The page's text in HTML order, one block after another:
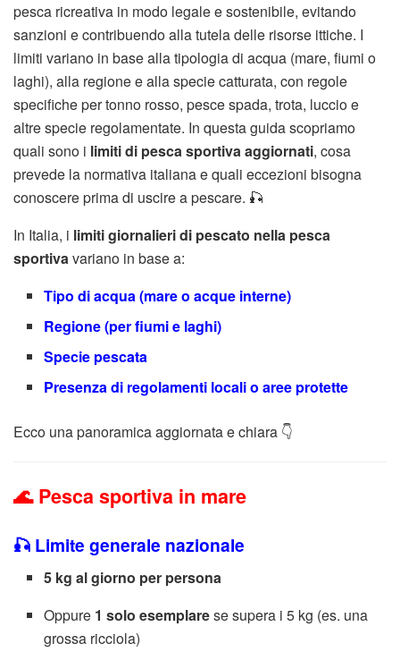
pesca ricreativa in modo legale e sostenibile, evitando
sanzioni e contribuendo alla tutela delle risorse ittiche. I
limiti variano in base alla tipologia di acqua (mare, fiumi o
laghi), alla regione e alla specie catturata, con regole
specifiche per tonno rosso, pesce spada, trota, luccio e
altre specie regolamentate. In questa guida scopriamo
quali sono i limiti di pesca sportiva aggiornati, cosa
prevede la normativa italiana e quali eccezioni bisogna
conoscere prima di uscire a pescare. 🎣
In Italia, i limiti giornalieri di pescato nella pesca
sportivavariano in base a:
Tipo di acqua (mare o acque interne)
Regione (per fiumi e laghi)
Specie pescata
Presenza di regolamenti locali o aree protette
Ecco una panoramica aggiornata e chiara 👇
🌊 Pesca sportiva in mare
🎣 Limite generale nazionale
5 kg al giorno per persona
Oppure 1 solo esemplarese supera i 5 kg (es. una
grossa ricciola)